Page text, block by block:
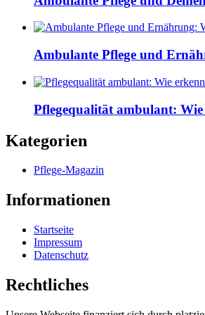
Ambulante Pflege und
Pflegequalität ambulant: Wie
Kategorien
Pflege-Magazin
Informationen
Startseite
Impressum
Datenschutz
Rechtliches